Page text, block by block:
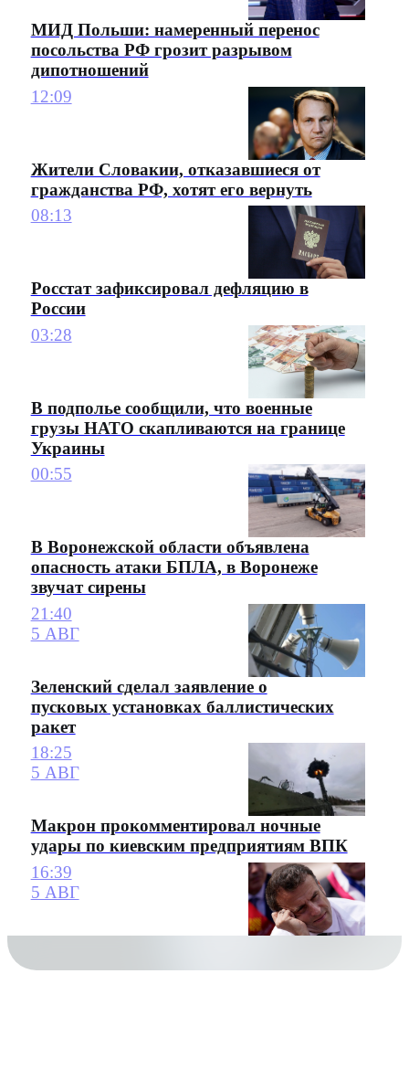
МИД Польши: намеренный перенос
посольства РФ грозит разрывом
дипотношений
12:09
Жители Словакии, отказавшиеся от
гражданства РФ, хотят его вернуть
08:13
Росстат зафиксировал дефляцию в
России
03:28
В подполье сообщили, что военные
грузы НАТО скапливаются на границе
Украины
00:55
В Воронежской области объявлена
опасность атаки БПЛА, в Воронеже
звучат сирены
21:40
5 АВГ
Зеленский сделал заявление о
пусковых установках баллистических
ракет
18:25
5 АВГ
Макрон прокомментировал ночные
удары по киевским предприятиям ВПК
16:39
5 АВГ